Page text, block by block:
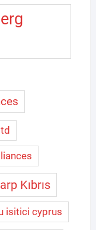
Kıbrıs
isitici cyprus